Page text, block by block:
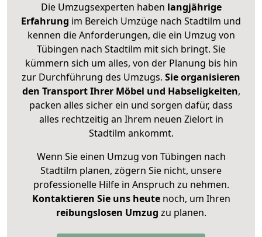
Die Umzugsexperten haben langjährige
Erfahrung im Bereich Umzüge nach Stadtilm und
kennen die Anforderungen, die ein Umzug von
Tübingen nach Stadtilm mit sich bringt. Sie
kümmern sich um alles, von der Planung bis hin
zur Durchführung des Umzugs. Sie organisieren
den Transport Ihrer Möbel und Habseligkeiten,
packen alles sicher ein und sorgen dafür, dass
alles rechtzeitig an Ihrem neuen Zielort in
Stadtilm ankommt.
Wenn Sie einen Umzug von Tübingen nach
Stadtilm planen, zögern Sie nicht, unsere
professionelle Hilfe in Anspruch zu nehmen.
Kontaktieren Sie uns heutenoch, um Ihren
reibungslosen Umzug zu planen.